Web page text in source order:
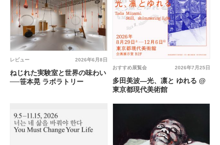
2026年6月8日
レビュー
ねじれた実験室と世界の味わい
──笹本晃 ラボラトリー
2026年7月25日
おすすめ展覧会
多田美波―光、凛と ゆれる @
東京都現代美術館